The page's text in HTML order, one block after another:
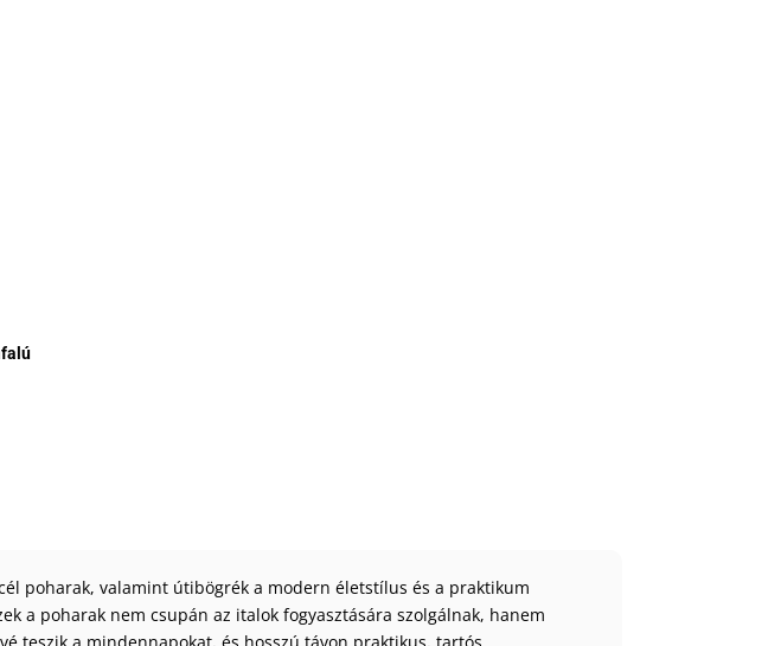
poharak, valamint útibögrék a modern életstílus és a praktikum
a poharak nem csupán az italok fogyasztására szolgálnak, hanem